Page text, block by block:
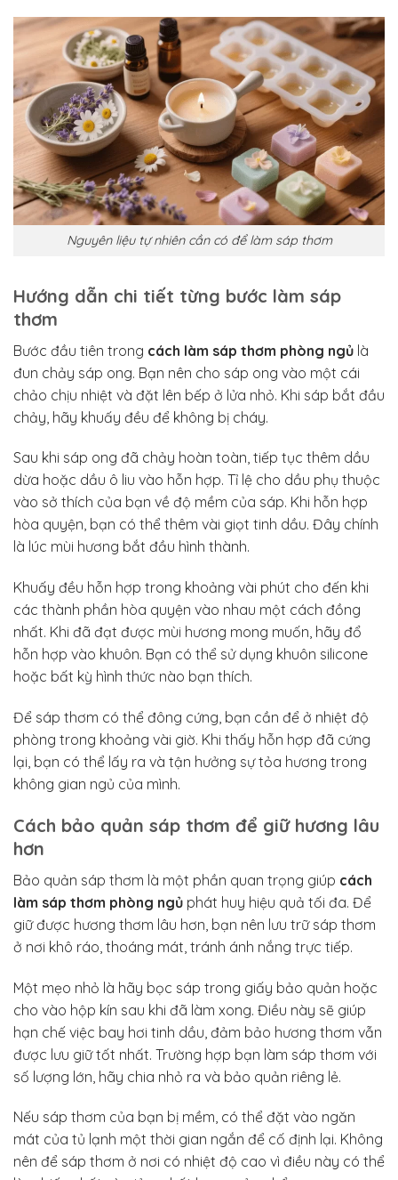
Nguyên liệu tự nhiên cần có để làm sáp thơm
Hướng dẫn chi tiết từng bước làm sáp
thơm
Bước đầu tiên trong cách làm sáp thơm phòng ngủ là
đun chảy sáp ong. Bạn nên cho sáp ong vào một cái
chảo chịu nhiệt và đặt lên bếp ở lửa nhỏ. Khi sáp bắt đầu
chảy, hãy khuấy đều để không bị cháy.
Sau khi sáp ong đã chảy hoàn toàn, tiếp tục thêm dầu
dừa hoặc dầu ô liu vào hỗn hợp. Tỉ lệ cho dầu phụ thuộc
vào sở thích của bạn về độ mềm của sáp. Khi hỗn hợp
hòa quyện, bạn có thể thêm vài giọt tinh dầu. Đây chính
là lúc mùi hương bắt đầu hình thành.
Khuấy đều hỗn hợp trong khoảng vài phút cho đến khi
các thành phần hòa quyện vào nhau một cách đồng
nhất. Khi đã đạt được mùi hương mong muốn, hãy đổ
hỗn hợp vào khuôn. Bạn có thể sử dụng khuôn silicone
hoặc bất kỳ hình thức nào bạn thích.
Để sáp thơm có thể đông cứng, bạn cần để ở nhiệt độ
phòng trong khoảng vài giờ. Khi thấy hỗn hợp đã cứng
lại, bạn có thể lấy ra và tận hưởng sự tỏa hương trong
không gian ngủ của mình.
Cách bảo quản sáp thơm để giữ hương lâu
hơn
Bảo quản sáp thơm là một phần quan trọng giúp cách
làm sáp thơm phòng ngủ phát huy hiệu quả tối đa. Để
giữ được hương thơm lâu hơn, bạn nên lưu trữ sáp thơm
ở nơi khô ráo, thoáng mát, tránh ánh nắng trực tiếp.
Một mẹo nhỏ là hãy bọc sáp trong giấy bảo quản hoặc
cho vào hộp kín sau khi đã làm xong. Điều này sẽ giúp
hạn chế việc bay hơi tinh dầu, đảm bảo hương thơm vẫn
được lưu giữ tốt nhất. Trường hợp bạn làm sáp thơm với
số lượng lớn, hãy chia nhỏ ra và bảo quản riêng lẻ.
Nếu sáp thơm của bạn bị mềm, có thể đặt vào ngăn
mát của tủ lạnh một thời gian ngắn để cố định lại. Không
nên để sáp thơm ở nơi có nhiệt độ cao vì điều này có thể